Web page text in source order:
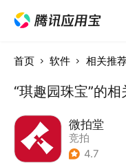
首页 软件 相关推
“琪趣园珠宝”的
微拍堂
竞拍
4.7